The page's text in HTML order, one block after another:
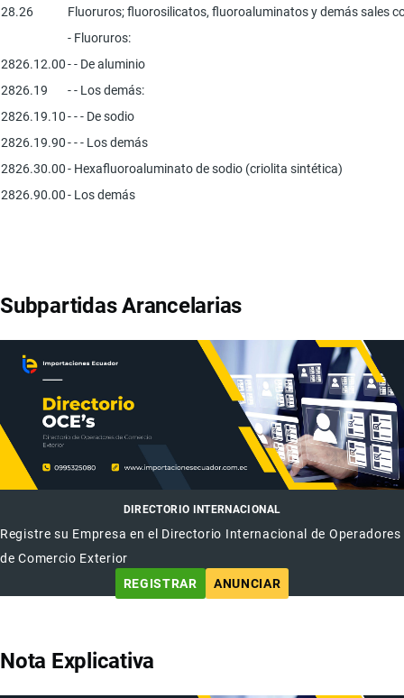
28.26
Fluoruros; fluorosilicatos, fluoroaluminatos y demás sales
- Fluoruros:
2826.12.00- - De aluminio
2826.19
- - Los demás:
2826.19.10- - - De sodio
2826.19.90- - - Los demás
2826.30.00- Hexafluoroaluminato de sodio (criolita sintética)
2826.90.00- Los demás
Subpartidas Arancelarias
DIRECTORIO INTERNACIONAL
Registre su Empresa en el Directorio Internacional de Operadores
de Comercio Exterior
REGISTRAR
ANUNCIAR
Nota Explicativa